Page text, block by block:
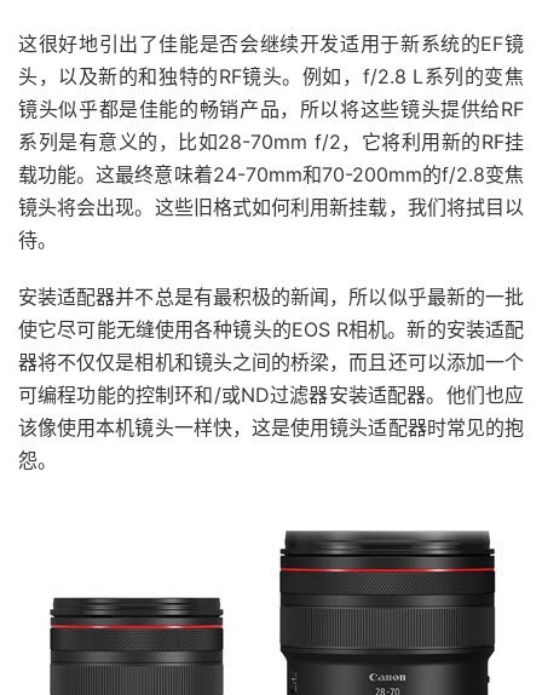
这很好地引出了佳能是否会继续开发适用于新系统的EF镜
头，以及新的和独特的RF镜头。 例如，f/2.8 L系列的变焦
镜头似乎都是佳能的畅销产品，所以将这些镜头提供给RF
系列是有意义的，比如28-70mm f/2，它将利用新的RF挂
载功能。这最终意味着24-70mm和70-200mm的f/2.8变焦
镜头将会出现。 这些旧格式如何利用新挂载，我们将拭目以
待。
安装适配器并不总是有最积极的新闻，所以似乎最新的一批
使它尽可能无缝使用各种镜头的EOS R相机。新的安装适配
器将不仅仅是相机和镜头之间的桥梁，而且还可以添加一个
可编程功能的控制环和/或ND过滤器安装适配器。 他们也应
该像使用本机镜头一样快，这是使用镜头适配器时常见的抱
怨。